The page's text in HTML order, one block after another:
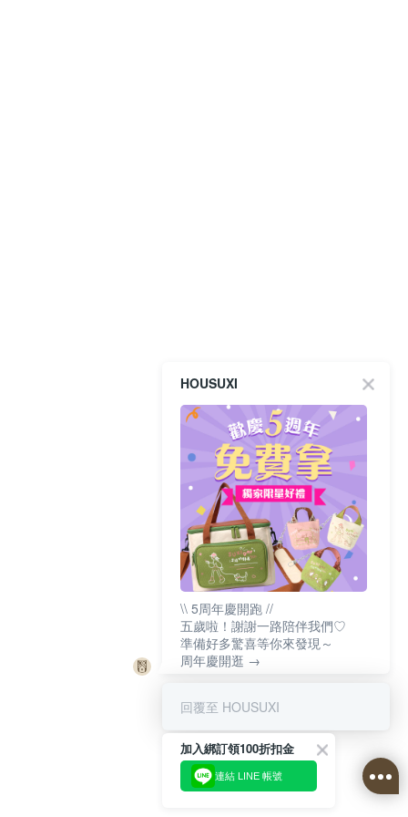
HOUSUXI
\\ 5周年慶開跑 //
五歲啦！謝謝一路陪伴我們♡
準備好多驚喜等你來發現～
周年慶開逛 →
回覆至 HOUSUXI
加入綁訂領100折扣金
連結 LINE 帳號